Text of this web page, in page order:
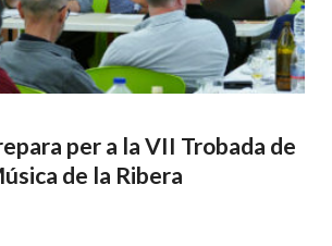
per a la VII Trobada de
de la Ribera